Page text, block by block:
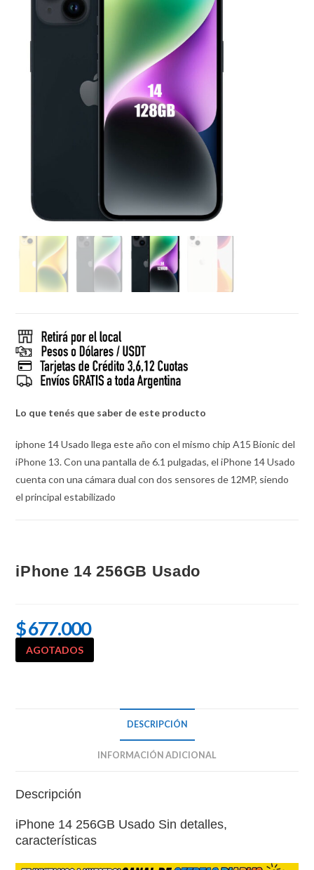
Lo que tenés que saber de este producto
iphone 14 Usado llega este año con el mismo chip A15 Bionic del
iPhone 13. Con una pantalla de 6.1 pulgadas, el iPhone 14 Usado
cuenta con una cámara dual con dos sensores de 12MP, siendo
el principal estabilizado
iPhone 14 256GB Usado
$677.000
AGOTADOS
DESCRIPCIÓN
INFORMACIÓN ADICIONAL
Descripción
iPhone 14 256GB Usado Sin detalles,
características